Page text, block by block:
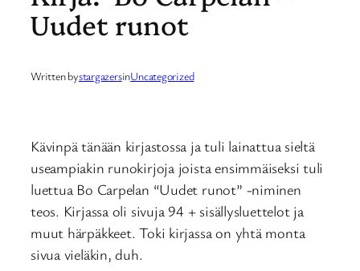
Uudet runot
Written bystargazersinUncategorized
Kävinpä tänään kirjastossa ja tuli lainattua sieltä
useampiakin runokirjoja joista ensimmäiseksi tuli
luettua Bo Carpelan “Uudet runot” -niminen
teos. Kirjassa oli sivuja 94 + sisällysluettelot ja
muut härpäkkeet. Toki kirjassa on yhtä monta
sivua vieläkin, duh.